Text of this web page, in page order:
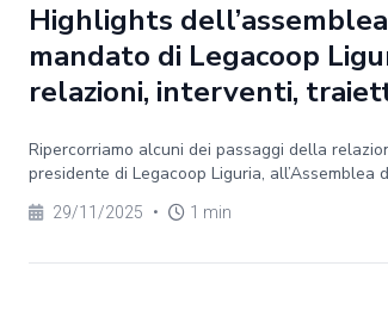
Highlights
mandato di Legacoop
relazioni, interventi,
Ripercorriamo alcuni dei passaggi della
presidente di Legacoop Liguria, all’Assemblea
29/11/2025 • 1 min